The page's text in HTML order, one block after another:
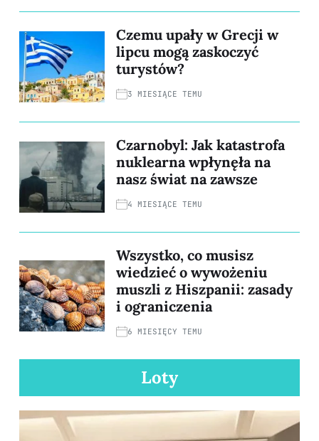
Czemu upały w Grecji w
lipcu mogą zaskoczyć
turystów?
3 MIESIĄCE TEMU
Czarnobyl: Jak katastrofa
nuklearna wpłynęła na
nasz świat na zawsze
4 MIESIĄCE TEMU
Wszystko, co musisz
wiedzieć o wywożeniu
muszli z Hiszpanii: zasady
i ograniczenia
6 MIESIĘCY TEMU
Loty